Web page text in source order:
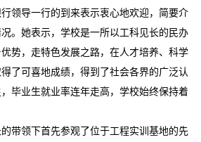
领导一行的到来表示衷心地欢迎，简要介
。她表示，学校是一所以工科见长的民办
势，走特色发展之路，在人才培养、科学
了可喜地成绩，得到了社会各界的广泛认
毕业生就业率连年走高，学校始终保持着
带领下首先参观了位于工程实训基地的先